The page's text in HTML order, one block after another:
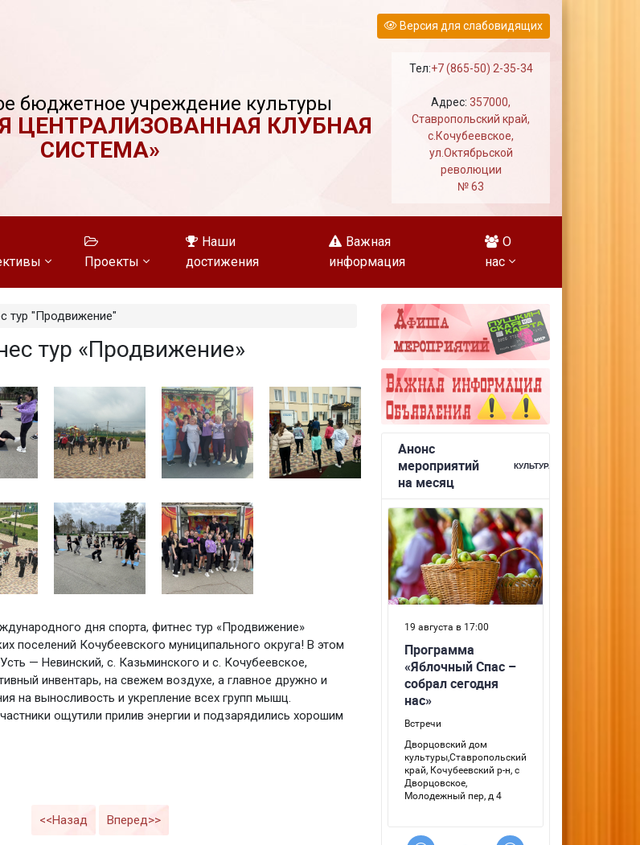
Версия для слабовидящих
бюджетное учреждение культуры
ЦЕНТРАЛИЗОВАННАЯ КЛУБНАЯ
СИСТЕМА»
Тел:+7 (865-50) 2-35-34
Адрес:357000,
Ставропольский край,
с.Кочубеевское,
ул.Октябрьской
революции
№ 63
Проекты
Наши
достижения
Важная
информация
О
нас
тур "Продвижение"
тур «Продвижение»
дня спорта, фитнес тур «Продвижение»
поселений Кочубеевского муниципального округа! В этом
— Невинский, с. Казьминского и с. Кочубеевское,
инвентарь, на свежем воздухе, а главное дружно и
на выносливость и укрепление всех групп мышц.
ощутили прилив энергии и подзарядились хорошим
<<Назад Вперед>>